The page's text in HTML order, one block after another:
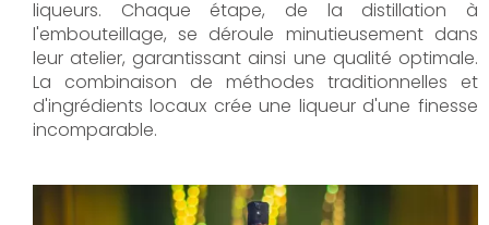
liqueurs. Chaque étape, de la distillation à
l'embouteillage, se déroule minutieusement dans
leur atelier, garantissant ainsi une qualité optimale.
La combinaison de méthodes traditionnelles et
d'ingrédients locaux crée une liqueur d'une finesse
incomparable.